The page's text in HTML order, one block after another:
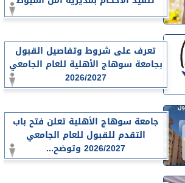
تعرف على شروط وتفاصيل القبول
بجامعة سوهاج الأهلية للعام الجامعي
2026/2027
جامعة سوهاج الأهلية تعلن فتح باب
التقدم للقبول للعام الجامعي
2026/2027 وتوضح...